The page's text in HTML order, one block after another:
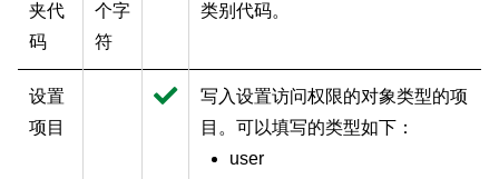
夹代
码
个字
符
类别代码。
设置
项目
写入设置访问权限的对象类型的项
目。可以填写的类型如下：
user